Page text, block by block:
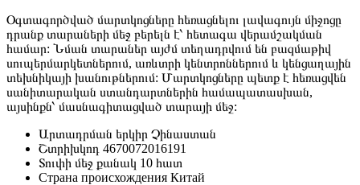
Օգտագործված մարտկոցները հեռացնելու լավագույն միջոցը
դրանք տարաների մեջ բերելն է՝ հետագա վերամշակման
համար: Նման տարաներ այժմ տեղադրվում են բազմաթիվ
սուպերմարկետներում, առևտրի կենտրոններում և կենցաղային
տեխնիկայի խանութներում: Մարտկոցները պետք է հեռացվեն
սանիտարական ստանդարտներին համապատասխան,
այսինքն՝ մասնագիտացված տարայի մեջ:
Արտադրման երկիր Չինաստան
Շտրիխկոդ 4670072016191
Տուփի մեջ քանակ 10 հատ
Страна происхождения Китай